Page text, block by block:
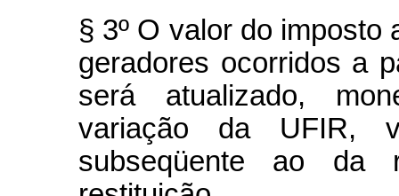
§ 3º O valor do imposto
geradores ocorridos a
será atualizado,
variação da UFIR,
subseqüente ao da